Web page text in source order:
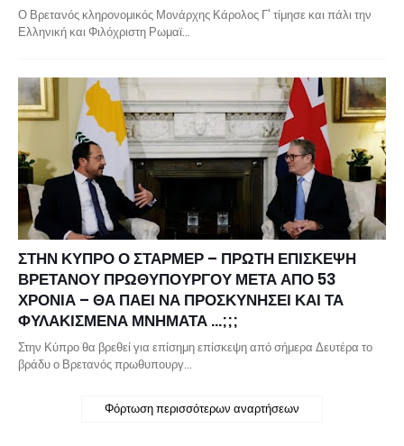
Ο Βρετανός κληρονομικός Μονάρχης Κάρολος Γ' τίμησε και πάλι την
Ελληνική και Φιλόχριστη Ρωμαϊ…
ΣΤΗΝ ΚΥΠΡΟ Ο ΣΤΑΡΜΕΡ – ΠΡΩΤΗ ΕΠΙΣΚΕΨΗ
ΒΡΕΤΑΝΟΥ ΠΡΩΘΥΠΟΥΡΓΟΥ ΜΕΤΑ ΑΠΟ 53
ΧΡΟΝΙΑ – ΘΑ ΠΑΕΙ ΝΑ ΠΡΟΣΚΥΝΗΣΕΙ ΚΑΙ ΤΑ
ΦΥΛΑΚΙΣΜΕΝΑ ΜΝΗΜΑΤΑ …;;;
Στην Κύπρο θα βρεθεί για επίσημη επίσκεψη από σήμερα Δευτέρα το
βράδυ ο Βρετανός πρωθυπουργ…
Φόρτωση περισσότερων αναρτήσεων